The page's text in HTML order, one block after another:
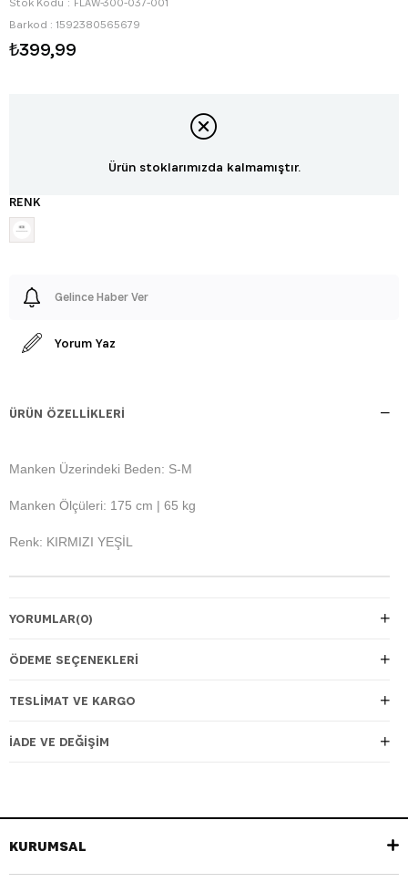
Barkod : 1592380565679
₺399,99
Ürün stoklarımızda kalmamıştır.
RENK
Gelince Haber Ver
Yorum Yaz
ÜRÜN ÖZELLIKLERI
Manken Üzerindeki Beden: S-M
Manken Ölçüleri: 175 cm | 65 kg
Renk: KIRMIZI YEŞİL
YORUMLAR(0)
ÖDEME SEÇENEKLERI
TESLIMAT VE KARGO
İADE VE DEĞIŞIM
KURUMSAL